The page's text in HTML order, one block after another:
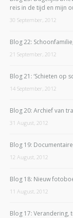
reis in de tijd en mijn
30 September, 2012
Blog 22:
21 September, 2012
Blog 21: ‘Schieten op
14 September, 2012
Blog 20: Archief van
31 August, 2012
Blog 19:
12 August, 2012
Blog 18: Nieuw
11 August, 2012
Blog 17: